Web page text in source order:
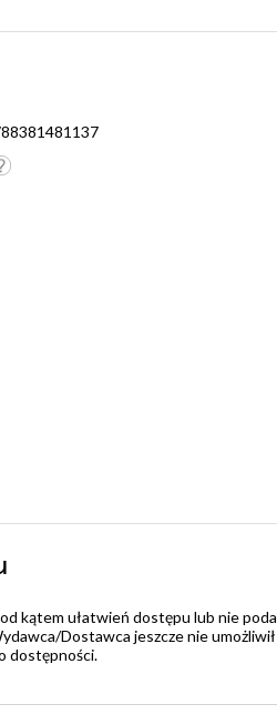
kątem ułatwień dostępu lub nie
Dostawca jeszcze nie
dostępności.